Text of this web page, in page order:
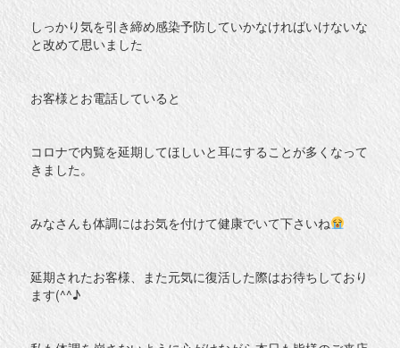
しっかり気を引き締め感染予防していかなければいけないな
と改めて思いました
お客様とお電話していると
コロナで内覧を延期してほしいと耳にすることが多くなって
きました。
みなさんも体調にはお気を付けて健康でいて下さいね
延期されたお客様、また元気に復活した際はお待ちしており
ます(^^♪